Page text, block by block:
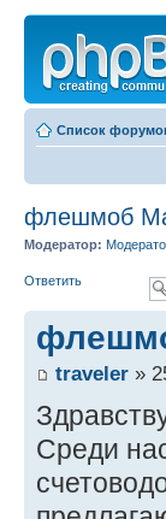
Список
флешмоб
Модератор:
Ответить
traveler »
Среди